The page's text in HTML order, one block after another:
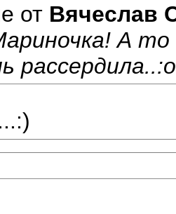
от Вячеслав
А то
рассердила..:o